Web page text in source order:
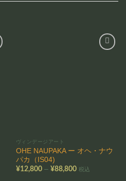
ヴィンデージアート
OHE NAUPAKA ー オヘ・ナウ
パカ（IS04)
¥12,800 – ¥88,800価税込